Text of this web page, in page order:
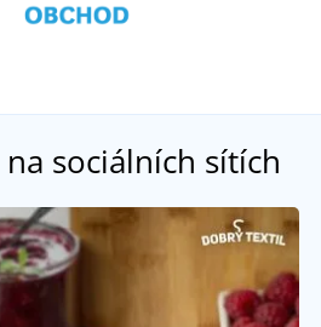
sociálních sítích